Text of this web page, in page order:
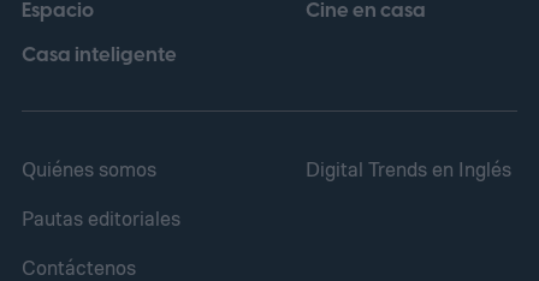
vigilancia y mirilla óptica tradicional, un
rasgo que ha caracterizado a esta línea de
Espacio
Casa inteligente
Cine en casa
Quiénes somos
Pautas editoriales
Contáctenos
Digital Trends en Inglés